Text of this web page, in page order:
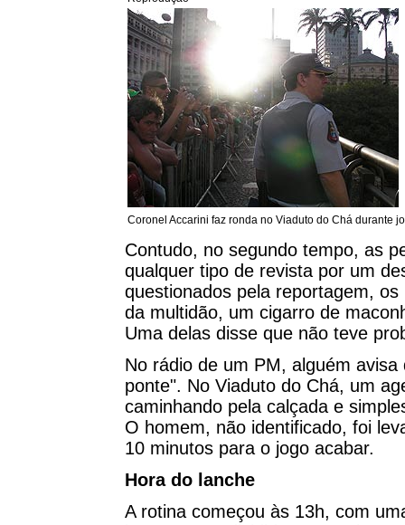
Coronel Accarini faz ronda no Viaduto do Chá durante
Contudo, no segundo tempo, as
qualquer tipo de revista por um
questionados pela reportagem,
da multidão, um cigarro de
Uma delas disse que não teve
No rádio de um PM, alguém
ponte". No Viaduto do Chá, um
caminhando pela calçada e
O homem, não identificado, foi
10 minutos para o jogo acabar.
Hora do lanche
A rotina começou às 13h, com